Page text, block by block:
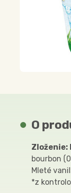
O
Zloženie:
bourbon
Mleté
*z